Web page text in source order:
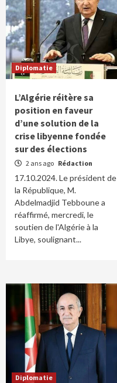
Diplomatie
L’Algérie réitère sa
position en faveur
d’une solution de la
crise libyenne fondée
sur des élections
2 ans ago Rédaction
17.10.2024. Le président de
la République, M.
Abdelmadjid Tebboune a
réaffirmé, mercredi, le
soutien de l'Algérie à la
Libye, soulignant...
Diplomatie